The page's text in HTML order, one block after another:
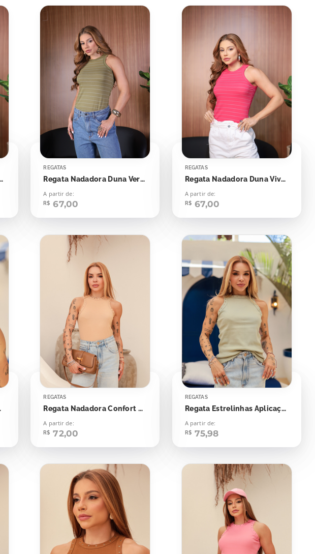
Esmeralda Com Off
REGATAS
Regata Nadadora Duna Verde Oriente Listras Off
A partir de:
R$ 67,00
REGATAS
Regata Nadadora Duna Viva Magenta
A partir de:
R$ 67,00
REGATAS
Regata Nadadora Confort Bolinhas Aplicação
A partir de:
R$ 72,00
REGATAS
Regata Estrelinhas Aplicação
A partir de:
R$ 75,98